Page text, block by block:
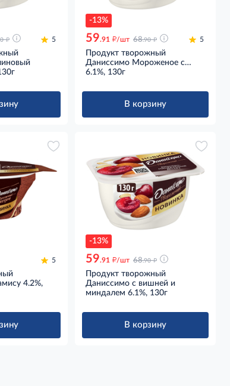
д 5
-13%
59.91 д/шт 68.90 д 5
Продукт творожный
Даниссимо Мороженое с
грецким орехом и карамелью
6.1%, 130г
В корзину
5
4.2%,
-13%
59.91 д/шт 68.90 д
Продукт творожный
Даниссимо с вишней и
миндалем 6.1%, 130г
В корзину